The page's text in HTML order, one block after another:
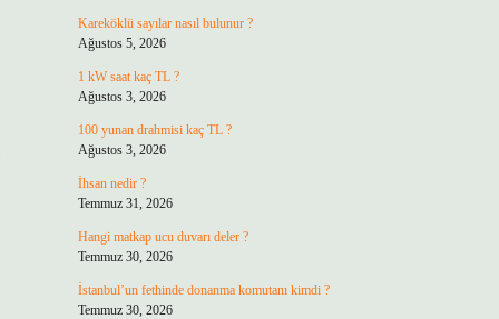
Kareköklü sayılar nasıl bulunur ?
Ağustos 5, 2026
1 kW saat kaç TL ?
Ağustos 3, 2026
100 yunan drahmisi kaç TL ?
Ağustos 3, 2026
İhsan nedir ?
Temmuz 31, 2026
Hangi matkap ucu duvarı deler ?
Temmuz 30, 2026
İstanbul’un fethinde donanma komutanı kimdi ?
Temmuz 30, 2026